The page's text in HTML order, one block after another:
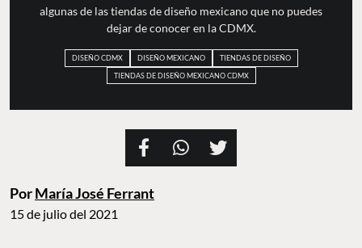
algunas de las tiendas de diseño mexicano que no puedes
dejar de conocer en la CDMX.
DISEÑO CDMX DISEÑO MEXICANO
TIENDAS DE DISEÑO
TIENDAS DE DISEÑO MEXICANO CDMX
PorMaría José Ferrant
15 de julio del 2021